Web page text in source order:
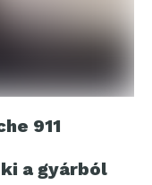
911
a gyárból